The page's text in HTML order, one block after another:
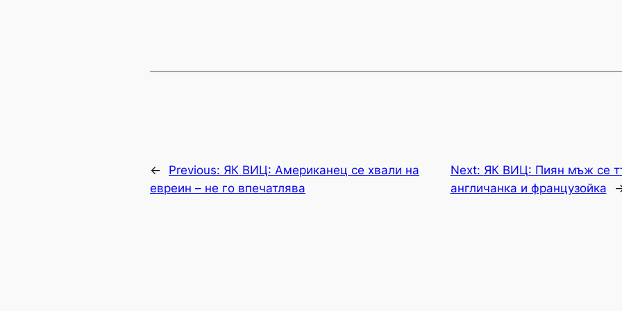
← Previous: ЯК ВИЦ: Американец се хвали на
евреин – не го впечатлява
Next: ЯК ВИЦ: Пиян мъж се
англичанка и французойка